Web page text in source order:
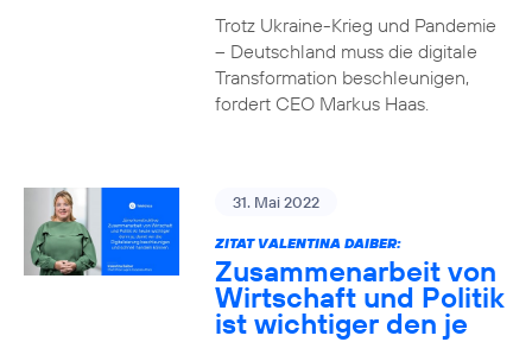
Trotz Ukraine-Krieg und Pandemie
– Deutschland muss die digitale
Transformation beschleunigen,
fordert CEO Markus Haas.
31. Mai 2022
ZITAT VALENTINA DAIBER:
Zusammenarbeit von
Wirtschaft und Politik
ist wichtiger den je